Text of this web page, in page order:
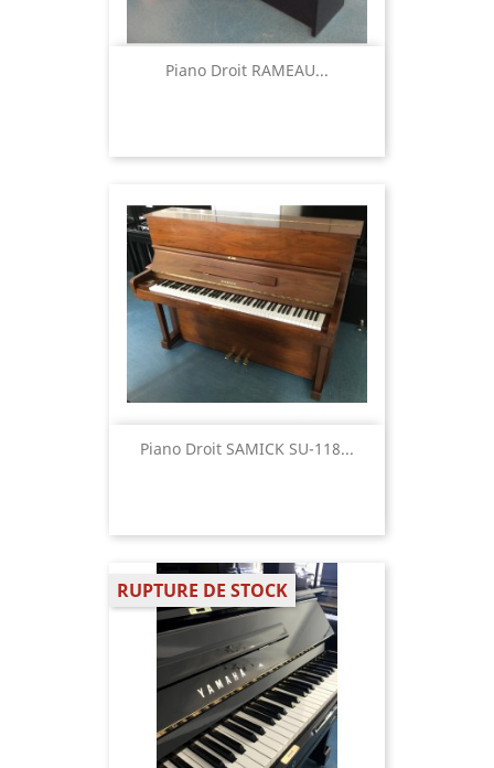
Piano Droit RAMEAU...
Piano Droit SAMICK SU-118...
RUPTURE DE STOCK